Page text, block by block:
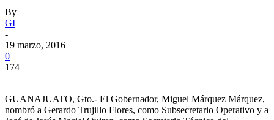
By
GI
-
19 marzo, 2016
0
174
GUANAJUATO, Gto.- El Gobernador, Miguel Márquez Márquez,
nombró a Gerardo Trujillo Flores, como Subsecretario Operativo y a